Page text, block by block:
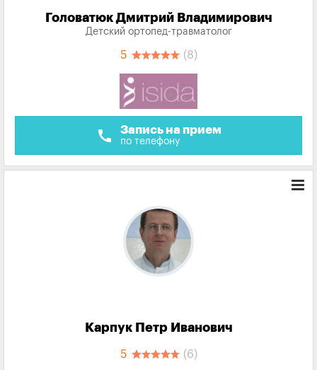
Головатюк Дмитрий Владимирович
Детский ортопед-травматолог
5 (8)
call Запись на прием
по телефону
Карпук Петр Иванович
5 (6)